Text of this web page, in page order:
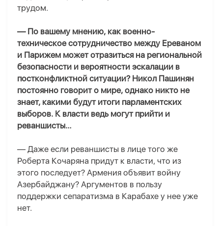
трудом.
— По вашему мнению, как военно-
техническое сотрудничество между Ереваном
и Парижем может отразиться на региональной
безопасности и вероятности эскалации в
постконфликтной ситуации? Никол Пашинян
постоянно говорит о мире, однако никто не
знает, какими будут итоги парламентских
выборов. К власти ведь могут прийти и
реваншисты…
— Даже если реваншисты в лице того же
Роберта Кочаряна придут к власти, что из
этого последует? Армения объявит войну
Азербайджану? Аргументов в пользу
поддержки сепаратизма в Карабахе у нее уже
нет.